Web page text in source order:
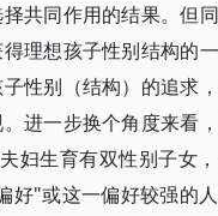
共同作用的结果。但
理想孩子性别结构的一
性别（结构）的追求
进一步换个角度来看
夫妇生育有双性别子女
好"或这一偏好较强的